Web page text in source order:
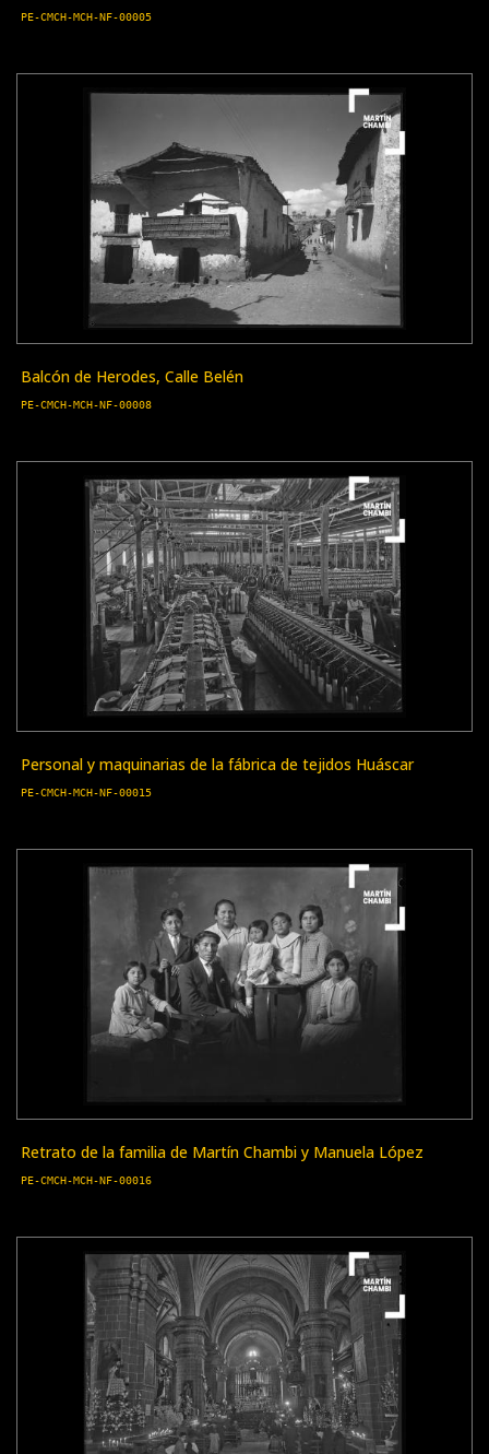
PE-CMCH-MCH-NF-00005
Balcón de Herodes, Calle Belén
PE-CMCH-MCH-NF-00008
Personal y maquinarias de la fábrica de tejidos Huáscar
PE-CMCH-MCH-NF-00015
Retrato de la familia de Martín Chambi y Manuela López
PE-CMCH-MCH-NF-00016